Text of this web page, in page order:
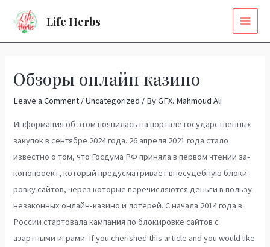
content
Life Herbs
Обзоры онлайн казино
Leave a Comment /Uncategorized / ByGFX. Mahmoud Ali
Информация об этом появилась на портале государственных
закупок в сентябре 2024 года. 26 апреля 2021 года стало
известно о том, что Гос­ду­ма РФ при­няла в пер­вом чте­нии за­
ко­ноп­ро­ект, ко­торый пре­дус­мат­ри­вает вне­су­деб­ную бло­ки­
ров­ку сай­тов, че­рез ко­то­рые пе­ре­чис­ля­ют­ся день­ги в поль­зу
не­за­кон­ных он­лайн-ка­зи­но и ло­те­рей. С начала 2014 года в
России стартовала кампания по блокировке сайтов с
азартными играми. If you cherished this article and you would like